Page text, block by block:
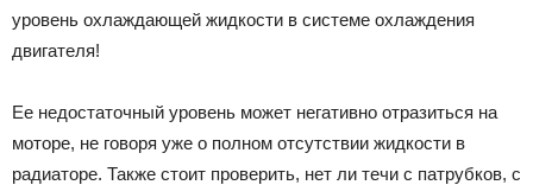
уровень охлаждающей жидкости в системе охлаждения
двигателя!
Ее недостаточный уровень может негативно отразиться на
моторе, не говоря уже о полном отсутствии жидкости в
радиаторе. Также стоит проверить, нет ли течи с патрубков, с